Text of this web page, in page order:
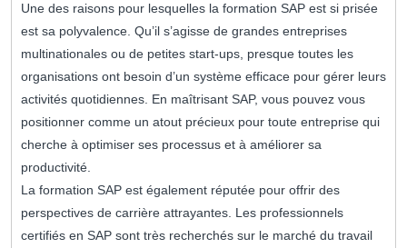
Une des raisons pour lesquelles la formation SAP est si prisée
est sa polyvalence. Qu’il s’agisse de grandes entreprises
multinationales ou de petites start-ups, presque toutes les
organisations ont besoin d’un système efficace pour gérer leurs
activités quotidiennes. En maîtrisant SAP, vous pouvez vous
positionner comme un atout précieux pour toute entreprise qui
cherche à optimiser ses processus et à améliorer sa
productivité.
La formation SAP est également réputée pour offrir des
perspectives de carrière attrayantes. Les professionnels
certifiés en SAP sont très recherchés sur le marché du travail